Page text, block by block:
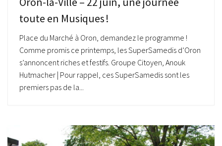
toute en Musiques !
Place du Marché à Oron, demandez le programme !
Comme promis ce printemps, les SuperSamedis d’Oron
s’annoncent riches et festifs. Groupe Citoyen, Anouk
Hutmacher | Pour rappel, ces SuperSamedis sont les
premiers pas de la...